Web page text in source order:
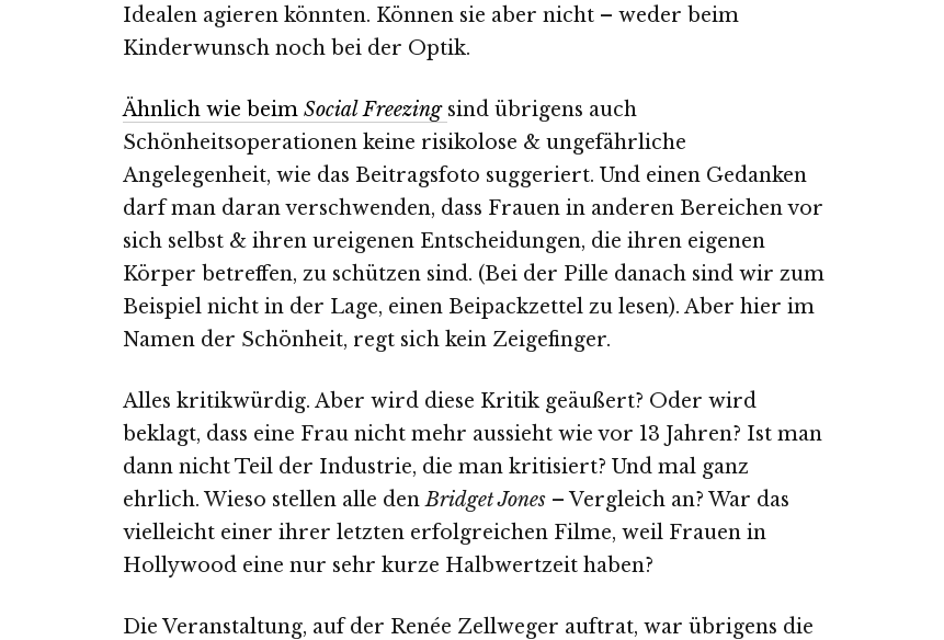
Idealen agieren könnten. Können sie aber nicht – weder beim
Kinderwunsch noch bei der Optik.
Ähnlich wie beim Social Freezing sind übrigens auch
Schönheitsoperationen keine risikolose & ungefährliche
Angelegenheit, wie das Beitragsfoto suggeriert. Und einen Gedanken
darf man daran verschwenden, dass Frauen in anderen Bereichen vor
sich selbst & ihren ureigenen Entscheidungen, die ihren eigenen
Körper betreffen, zu schützen sind. (Bei der Pille danach sind wir zum
Beispiel nicht in der Lage, einen Beipackzettel zu lesen). Aber hier im
Namen der Schönheit, regt sich kein Zeigefinger.
Alles kritikwürdig. Aber wird diese Kritik geäußert? Oder wird
beklagt, dass eine Frau nicht mehr aussieht wie vor 13 Jahren? Ist man
dann nicht Teil der Industrie, die man kritisiert? Und mal ganz
ehrlich. Wieso stellen alle denBridget Jones – Vergleich an? War das
vielleicht einer ihrer letzten erfolgreichen Filme, weil Frauen in
Hollywood eine nur sehr kurze Halbwertzeit haben?
Die Veranstaltung, auf der Renée Zellweger auftrat, war übrigens die